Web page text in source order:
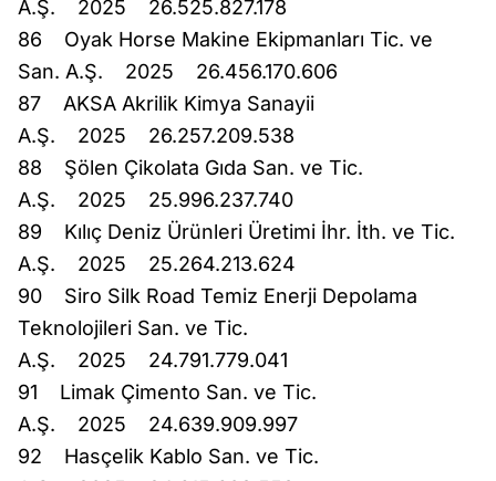
A.Ş. 2025 26.525.827.178
86 Oyak Horse Makine Ekipmanları Tic. ve
San. A.Ş. 2025 26.456.170.606
87 AKSA Akrilik Kimya Sanayii
A.Ş. 2025 26.257.209.538
88 Şölen Çikolata Gıda San. ve Tic.
A.Ş. 2025 25.996.237.740
89 Kılıç Deniz Ürünleri Üretimi İhr. İth. ve Tic.
A.Ş. 2025 25.264.213.624
90 Siro Silk Road Temiz Enerji Depolama
Teknolojileri San. ve Tic.
A.Ş. 2025 24.791.779.041
91 Limak Çimento San. ve Tic.
A.Ş. 2025 24.639.909.997
92 Hasçelik Kablo San. ve Tic.